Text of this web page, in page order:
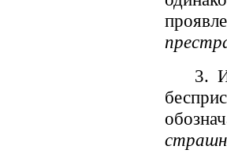
3.